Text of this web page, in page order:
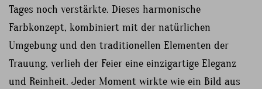
Tages noch verstärkte. Dieses harmonische
Farbkonzept, kombiniert mit der natürlichen
Umgebung und den traditionellen Elementen der
Trauung, verlieh der Feier eine einzigartige Eleganz
und Reinheit. Jeder Moment wirkte wie ein Bild aus